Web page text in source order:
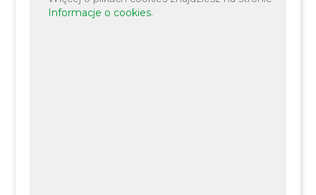
Gmin Powiatu Krakowskiego: Czernichów, Liszki,
Informacje o cookies.